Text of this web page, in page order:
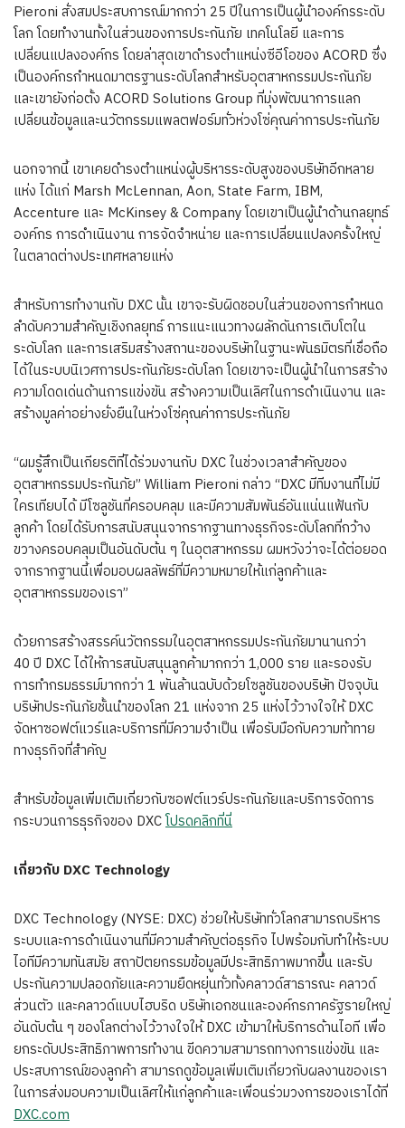
Pieroni สั่งสมประสบการณ์มากกว่า 25 ปีในการเป็นผู้นำองค์กรระดับ
โลก โดยทำงานทั้งในส่วนของการประกันภัย เทคโนโลยี และการ
เปลี่ยนแปลงองค์กร โดยล่าสุดเขาดำรงตำแหน่งซีอีโอของ ACORD ซึ่ง
เป็นองค์กรกำหนดมาตรฐานระดับโลกสำหรับอุตสาหกรรมประกันภัย
และเขายังก่อตั้ง ACORD Solutions Group ที่มุ่งพัฒนาการแลก
เปลี่ยนข้อมูลและนวัตกรรมแพลตฟอร์มทั่วห่วงโซ่คุณค่าการประกันภัย
นอกจากนี้ เขาเคยดำรงตำแหน่งผู้บริหารระดับสูงของบริษัทอีกหลาย
แห่ง ได้แก่ Marsh McLennan, Aon, State Farm, IBM,
Accenture และ McKinsey & Company โดยเขาเป็นผู้นำด้านกลยุทธ์
องค์กร การดำเนินงาน การจัดจำหน่าย และการเปลี่ยนแปลงครั้งใหญ่
ในตลาดต่างประเทศหลายแห่ง
สำหรับการทำงานกับ DXC นั้น เขาจะรับผิดชอบในส่วนของการกำหนด
ลำดับความสำคัญเชิงกลยุทธ์ การแนะแนวทางผลักดันการเติบโตใน
ระดับโลก และการเสริมสร้างสถานะของบริษัทในฐานะพันธมิตรที่เชื่อถือ
ได้ในระบบนิเวศการประกันภัยระดับโลก โดยเขาจะเป็นผู้นำในการสร้าง
ความโดดเด่นด้านการแข่งขัน สร้างความเป็นเลิศในการดำเนินงาน และ
สร้างมูลค่าอย่างยั่งยืนในห่วงโซ่คุณค่าการประกันภัย
“ผมรู้สึกเป็นเกียรติที่ได้ร่วมงานกับ DXC ในช่วงเวลาสำคัญของ
อุตสาหกรรมประกันภัย” William Pieroni กล่าว “DXC มีทีมงานที่ไม่มี
ใครเทียบได้ มีโซลูชันที่ครอบคลุม และมีความสัมพันธ์อันแน่นแฟ้นกับ
ลูกค้า โดยได้รับการสนับสนุนจากรากฐานทางธุรกิจระดับโลกที่กว้าง
ขวางครอบคลุมเป็นอันดับต้น ๆ ในอุตสาหกรรม ผมหวังว่าจะได้ต่อยอด
จากรากฐานนี้เพื่อมอบผลลัพธ์ที่มีความหมายให้แก่ลูกค้าและ
อุตสาหกรรมของเรา”
ด้วยการสร้างสรรค์นวัตกรรมในอุตสาหกรรมประกันภัยมานานกว่า
40 ปี DXC ได้ให้การสนับสนุนลูกค้ามากกว่า 1,000 ราย และรองรับ
การทำกรมธรรม์มากกว่า 1 พันล้านฉบับด้วยโซลูชันของบริษัท ปัจจุบัน
บริษัทประกันภัยชั้นนำของโลก 21 แห่งจาก 25 แห่งไว้วางใจให้ DXC
จัดหาซอฟต์แวร์และบริการที่มีความจำเป็น เพื่อรับมือกับความท้าทาย
ทางธุรกิจที่สำคัญ
สำหรับข้อมูลเพิ่มเติมเกี่ยวกับซอฟต์แวร์ประกันภัยและบริการจัดการ
กระบวนการธุรกิจของ DXCโปรดคลิกที่นี่
เกี่ยวกับ DXC Technology
DXC Technology (NYSE: DXC) ช่วยให้บริษัททั่วโลกสามารถบริหาร
ระบบและการดำเนินงานที่มีความสำคัญต่อธุรกิจ ไปพร้อมกับทำให้ระบบ
ไอทีมีความทันสมัย สถาปัตยกรรมข้อมูลมีประสิทธิภาพมากขึ้น และรับ
ประกันความปลอดภัยและความยืดหยุ่นทั่วทั้งคลาวด์สาธารณะ คลาวด์
ส่วนตัว และคลาวด์แบบไฮบริด บริษัทเอกชนและองค์กรภาครัฐรายใหญ่
อันดับต้น ๆ ของโลกต่างไว้วางใจให้ DXC เข้ามาให้บริการด้านไอที เพื่อ
ยกระดับประสิทธิภาพการทำงาน ขีดความสามารถทางการแข่งขัน และ
ประสบการณ์ของลูกค้า สามารถดูข้อมูลเพิ่มเติมเกี่ยวกับผลงานของเรา
ในการส่งมอบความเป็นเลิศให้แก่ลูกค้าและเพื่อนร่วมวงการของเราได้ที่
DXC.com